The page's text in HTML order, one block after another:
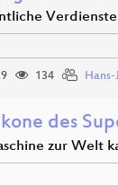
134
des
zur Welt